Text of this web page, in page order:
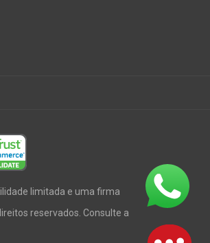
limitada e uma firma
reservados. Consulte a